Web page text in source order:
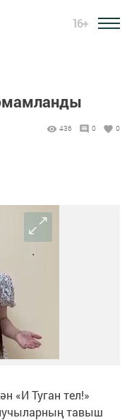
16+
436 0 0
«И Туган тел!»
тавыш